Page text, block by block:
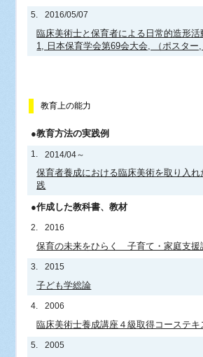
5. 2016/05/07
臨床美術士と保育者による日常的造形
1, 日本保育学会第69会大会, （ポスター,
教育上の能力
●教育方法の実践例
1. 2014/04～
保育者養成における臨床美術を取り入
践
●作成した教科書、教材
2. 2016
保育の未来をひらく 子育て・家庭支援
3. 2015
子ども学総論
4. 2006
臨床美術士養成講座４級取得コーステキ
5. 2005